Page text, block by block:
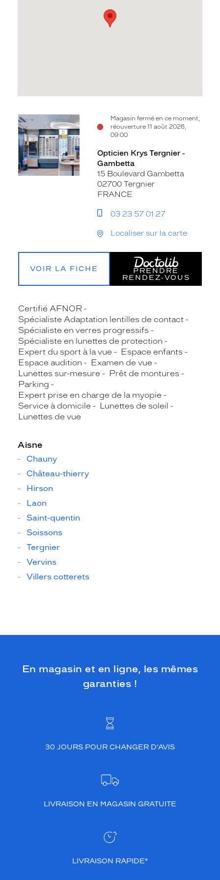
Magasin fermé en ce moment,
réouverture 11 août 2026,
09:00
Voir
la
fiche
Opticien Krys Tergnier -
Gambetta
15 Boulevard Gambetta
02700 Tergnier
FRANCE
03 23 57 01 27
Localiser sur la carte
VOIR LA FICHE
PRENDRE
RENDEZ‑VOUS
Certifié AFNOR
Spécialiste Adaptation lentilles de contact
Spécialiste en verres progressifs
Spécialiste en lunettes de protection
Expert du sport à la vue
Espace enfants
Espace audition
Examen de vue
Lunettes sur-mesure
Prêt de montures
Parking
Expert prise en charge de la myopie
Service à domicile
Lunettes de soleil
Lunettes de vue
Aisne
Chauny
Château-thierry
Hirson
Laon
Saint-quentin
Soissons
Tergnier
Vervins
Villers cotterets
En magasin et en ligne, les mêmes
garanties !
30 JOURS POUR CHANGER D’AVIS
LIVRAISON EN MAGASIN GRATUITE
LIVRAISON RAPIDE*